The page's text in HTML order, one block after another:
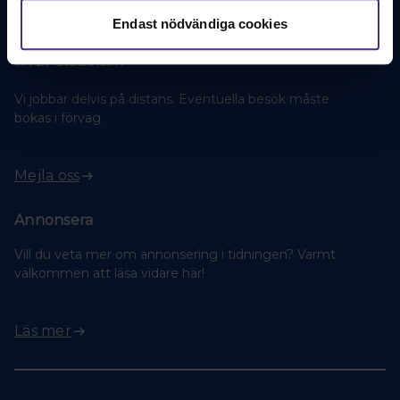
Endast nödvändiga cookies
Vill du kontakta redaktionen?
114 27 Stockholm
Vi jobbar delvis på distans. Eventuella besök måste
bokas i förväg.
Mejla oss
Annonsera
Vill du veta mer om annonsering i tidningen? Varmt
välkommen att läsa vidare här!
Läs mer